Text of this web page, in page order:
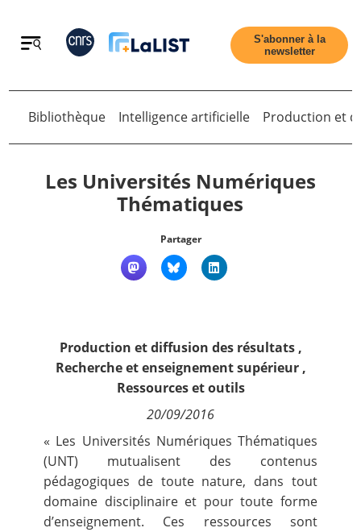
Retour
Contact
S'abonner à la
newsletter
Bibliothèque Intelligence artificielle Production et
Les Universités Numériques
Thématiques
Partager
Production et diffusion des résultats,
Recherche et enseignement supérieur,
Ressources et outils
20/09/2016
« Les Universités Numériques Thématiques
(UNT) mutualisent des contenus
pédagogiques de toute nature, dans tout
domaine disciplinaire et pour toute forme
d’enseignement. Ces ressources sont